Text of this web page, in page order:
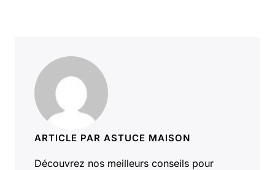
ARTICLE PAR ASTUCE MAISON
Découvrez nos meilleurs conseils pour